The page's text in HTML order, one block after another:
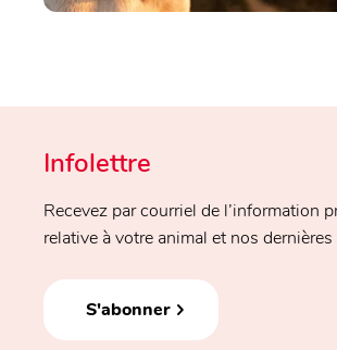
Infolettre
Recevez par courriel de l’information
relative à votre animal et nos
S'abonner